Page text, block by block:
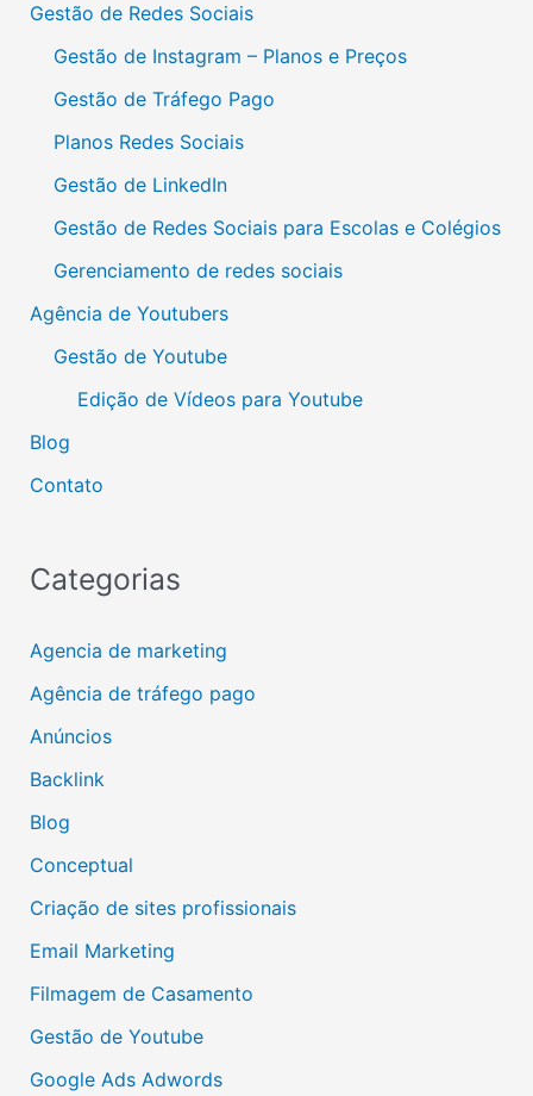
Gestão de Redes Sociais
Gestão de Instagram – Planos e Preços
Gestão de Tráfego Pago
Planos Redes Sociais
Gestão de LinkedIn
Gestão de Redes Sociais para Escolas e Colégios
Gerenciamento de redes sociais
Agência de Youtubers
Gestão de Youtube
Edição de Vídeos para Youtube
Blog
Contato
Categorias
Agencia de marketing
Agência de tráfego pago
Anúncios
Backlink
Blog
Conceptual
Criação de sites profissionais
Email Marketing
Filmagem de Casamento
Gestão de Youtube
Google Ads Adwords